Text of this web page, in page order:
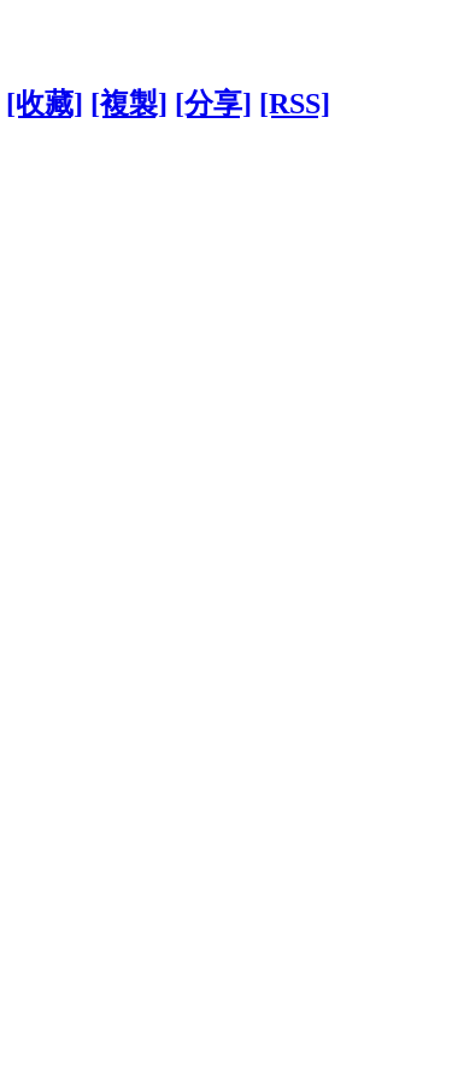
[收藏] [複製] [分享] [RSS]